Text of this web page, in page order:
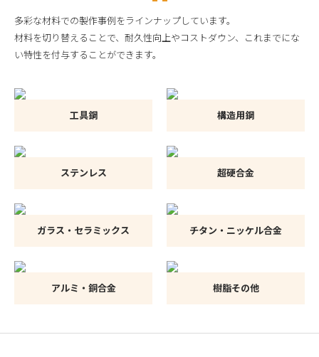
多彩な材料での製作事例をラインナップしています。
材料を切り替えることで、耐久性向上やコストダウン、これまでにな
い特性を付与することができます。
工具鋼 構造用鋼
ステンレス 超硬合金
ガラス・セラミックス チタン・ニッケル合金
アルミ・銅合金 樹脂その他